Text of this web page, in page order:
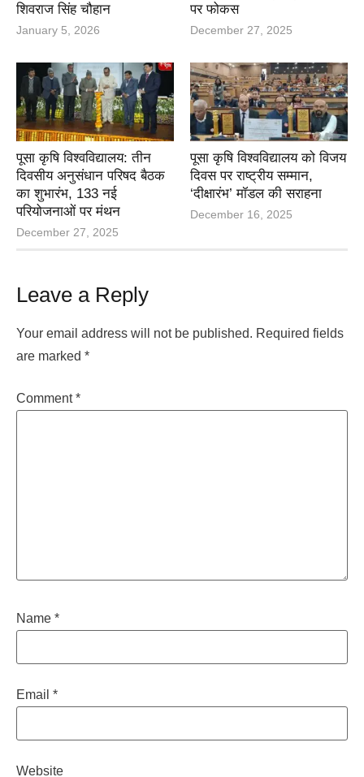
शिवराज सिंह चौहान
January 5, 2026
पर फोकस
December 27, 2025
पूसा कृषि विश्वविद्यालय: तीन
दिवसीय अनुसंधान परिषद बैठक
का शुभारंभ, 133 नई
परियोजनाओं पर मंथन
December 27, 2025
पूसा कृषि विश्वविद्यालय को विजय
दिवस पर राष्ट्रीय सम्मान,
‘दीक्षारंभ’ मॉडल की सराहना
December 16, 2025
Leave a Reply
Your email address will not be published. Required fields
are marked *
Comment*
Name *
Email *
Website